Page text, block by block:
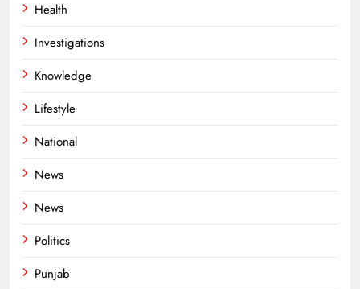
Health
Investigations
Knowledge
Lifestyle
National
News
News
Politics
Punjab